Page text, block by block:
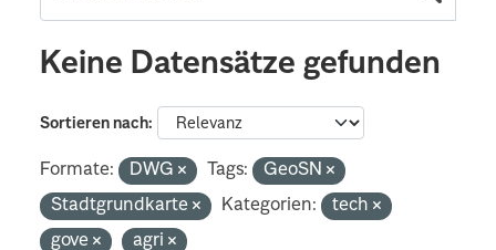
Keine Datensätze gefunden
Sortieren nach
Formate: DWG Tags:
GeoSN
Stadtgrundkarte
Kategorien:
tech
gove
agri